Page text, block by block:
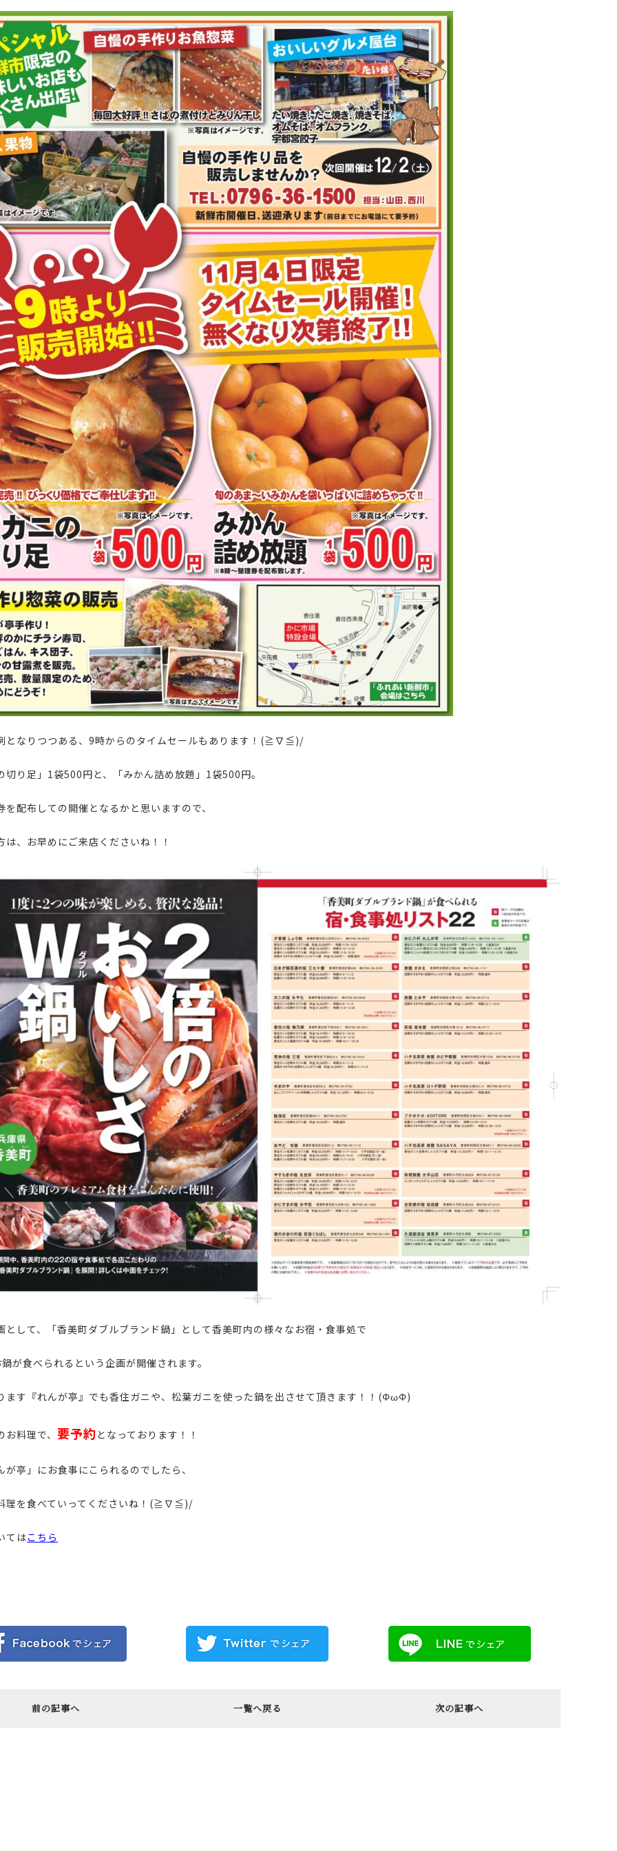
となりつつある、9時からのタイムセールもあります！(≧∇≦)/
切り足」1袋500円と、「みかん詰め放題」1袋500円。
を配布しての開催となるかと思いますので、
は、お早めにご来店くださいね！！
として、「香美町ダブルブランド鍋」として香美町内の様々なお宿・食事処で
が食べられるという企画が開催されます。
ます『れんが亭』でも香住ガニや、松葉ガニを使った鍋を出させて頂きます！！(ΦωΦ)
料理で、 要予約となっております！！
が亭」にお食事にこられるのでしたら、
理を食べていってくださいね！(≧∇≦)/
てはこちら
前の記事へ 一覧へ戻る 次の記事へ